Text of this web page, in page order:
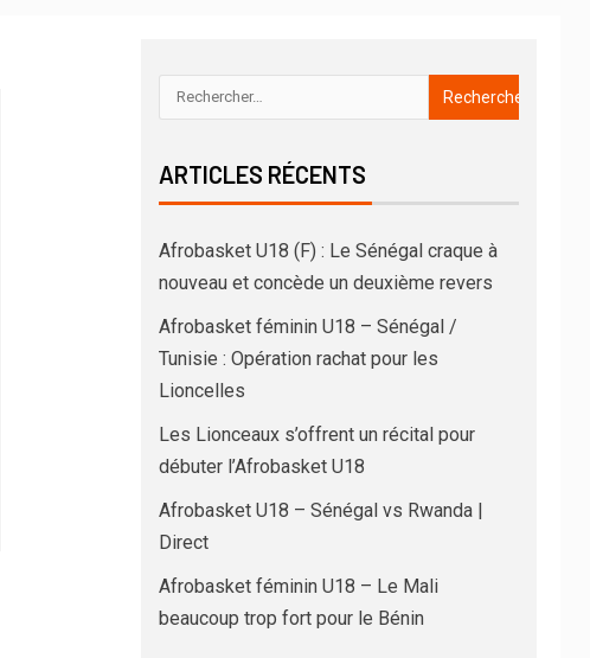
ARTICLES RÉCENTS
Afrobasket U18 (F) : Le Sénégal craque à
nouveau et concède un deuxième revers
Afrobasket féminin U18 – Sénégal /
Tunisie : Opération rachat pour les
Lioncelles
Les Lionceaux s’offrent un récital pour
débuter l’Afrobasket U18
Afrobasket U18 – Sénégal vs Rwanda |
Direct
Afrobasket féminin U18 – Le Mali
beaucoup trop fort pour le Bénin